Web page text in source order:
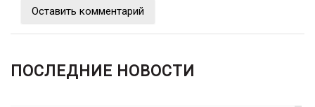
Оставить комментарий
ПОСЛЕДНИЕ НОВОСТИ